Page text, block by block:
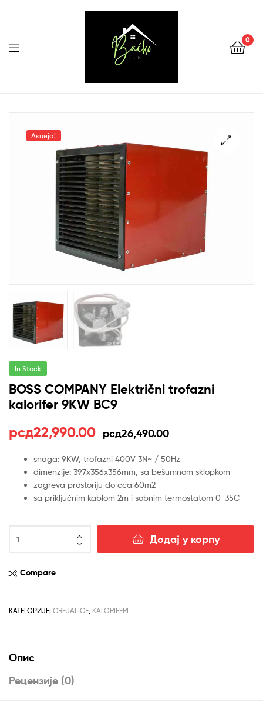
Sombor
0
Menu
Акција!
In Stock
BOSS COMPANY Električni trofazni
kalorifer 9KW BC9
рсд26,490.00
Оригинална
цена
била:
рсд26,490.00.
рсд22,990.00
Тренутна
цена
рсд22,990.00.
snaga: 9KW, trofazni 400V 3N~ / 50Hz
dimenzije: 397x356x356mm, sa bešumnom sklopkom
zagreva prostoriju do cca 60m2
sa priključnim kablom 2m i sobnim termostatom 0-35C
COMPANY
trofazni
BC9
Додај у корпу
Compare
КАТЕГОРИЈЕ: GREJALICE, KALORIFERI
Опис
Рецензије (0)